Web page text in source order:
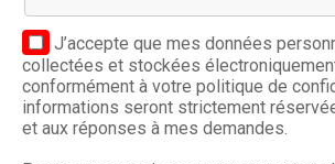
J’accepte que mes données
collectées et stockées
conformément à votre politique de
informations seront strictement
et aux réponses à mes demandes.